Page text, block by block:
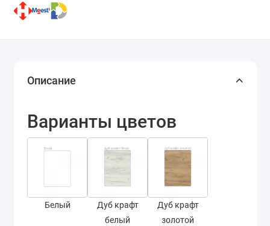
Описание
Варианты цветов
Белый
Дуб крафт
белый
Дуб крафт
золотой